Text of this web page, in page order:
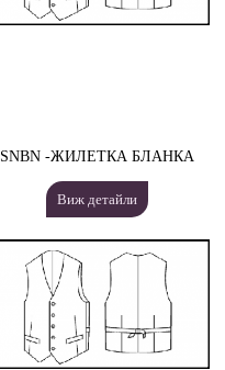
SNBN -ЖИЛЕТКА БЛАНКА
Виж детайли